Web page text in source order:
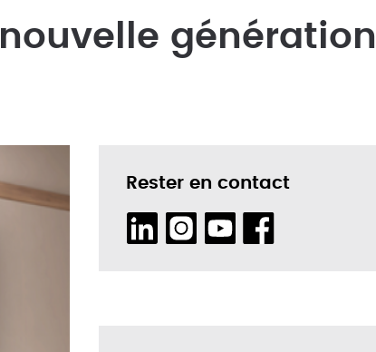
nouvelle génération
Rester en contact